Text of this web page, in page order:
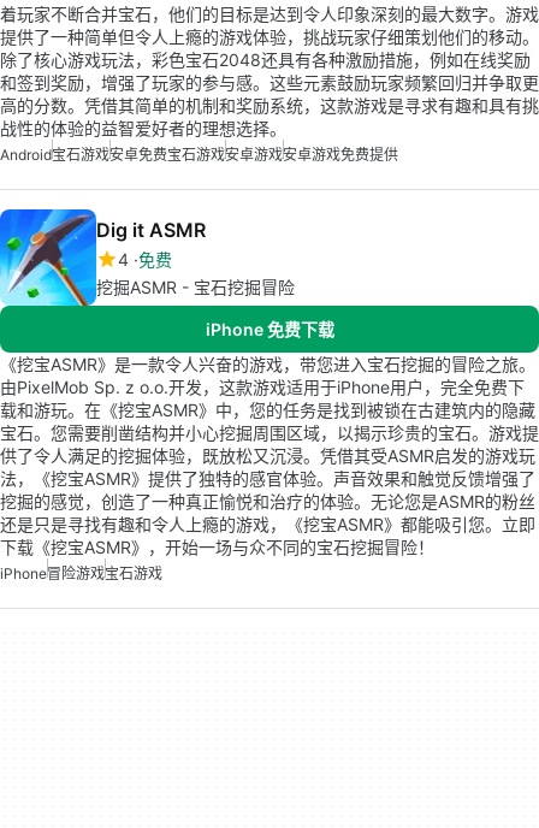
着玩家不断合并宝石，他们的目标是达到令人印象深刻的最大数字。游戏
提供了一种简单但令人上瘾的游戏体验，挑战玩家仔细策划他们的移动。
除了核心游戏玩法，彩色宝石2048还具有各种激励措施，例如在线奖励
和签到奖励，增强了玩家的参与感。这些元素鼓励玩家频繁回归并争取更
高的分数。凭借其简单的机制和奖励系统，这款游戏是寻求有趣和具有挑
战性的体验的益智爱好者的理想选择。
Android宝石游戏安卓免费宝石游戏安卓游戏安卓游戏免费提供
Dig it ASMR
4 免费
挖掘ASMR - 宝石挖掘冒险
iPhone 免费下载
《挖宝ASMR》是一款令人兴奋的游戏，带您进入宝石挖掘的冒险之旅。
由PixelMob Sp. z o.o.开发，这款游戏适用于iPhone用户，完全免费下
载和游玩。在《挖宝ASMR》中，您的任务是找到被锁在古建筑内的隐藏
宝石。您需要削凿结构并小心挖掘周围区域，以揭示珍贵的宝石。游戏提
供了令人满足的挖掘体验，既放松又沉浸。凭借其受ASMR启发的游戏玩
法，《挖宝ASMR》提供了独特的感官体验。声音效果和触觉反馈增强了
挖掘的感觉，创造了一种真正愉悦和治疗的体验。无论您是ASMR的粉丝
还是只是寻找有趣和令人上瘾的游戏，《挖宝ASMR》都能吸引您。立即
下载《挖宝ASMR》，开始一场与众不同的宝石挖掘冒险！
iPhone冒险游戏宝石游戏